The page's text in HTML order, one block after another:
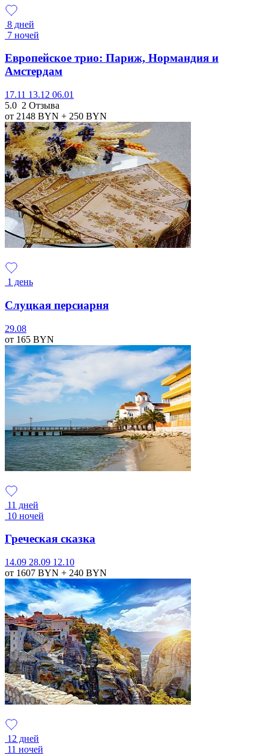
8 дней
7 ночей
Европейское трио: Париж, Нормандия и
Амстердам
17.11 13.12 06.01
5.0 2 Отзыва
от 2148 BYN + 250 BYN
1 день
Слуцкая персиарня
29.08
от 165 BYN
11 дней
10 ночей
Греческая сказка
14.09 28.09 12.10
от 1607 BYN + 240 BYN
12 дней
11 ночей